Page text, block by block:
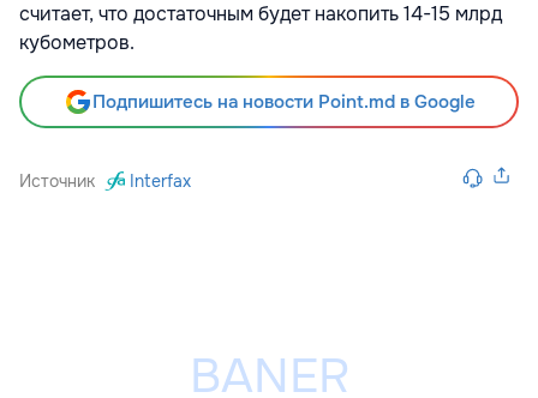
считает, что достаточным будет накопить 14-15 млрд
кубометров.
Подпишитесь на новости Point.md в Google
Источник Interfax